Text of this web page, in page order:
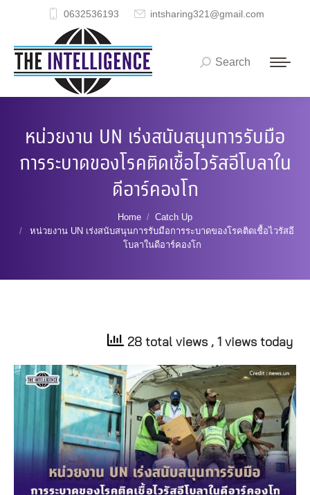
0632536193 intsharing321@gmail.com
Search:
Search
หน่วยงาน UN เร่งสนับสนุนการรับมือ
การระบาดของโรคติดเชื้อไวรัสอีโบลาใน
ดีอาร์คองโก
Home
Catch Up
หน่วยงาน UN เร่งสนับสนุนการรับมือการระบาดของโรคติดเชื้อไวรัสอี
โบลาในดีอาร์คองโก
28 total views , 1 views today